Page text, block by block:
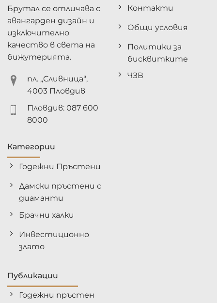
Брутал се отличава с
авангарден дизайн и
изключително
качество в света на
бижутерията.
пл. „Сливница“,
4003 Пловдив
Пловдив: 087 600
8000
Контакти
Общи условия
Политики за
бисквитките
ЧЗВ
Категории
Годежни Пръстени
Дамски пръстени с
диаманти
Брачни халки
Инвестиционно
злато
Публикации
Годежни пръстен